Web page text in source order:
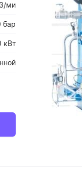
ми
бар
кВт